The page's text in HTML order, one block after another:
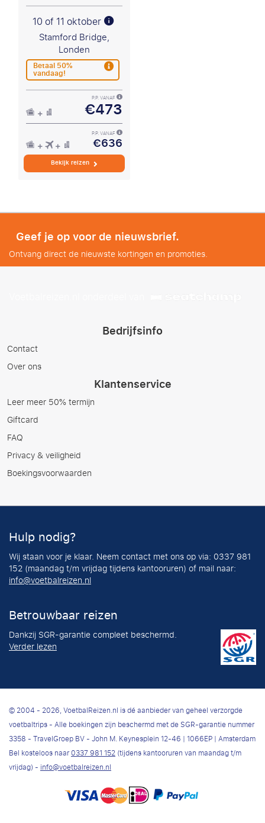
10 of 11 oktober
Stamford Bridge,
Londen
Betaal 50%
vandaag!
P.P. VANAF
€473
P.P. VANAF
€636
Bekijk reizen
Geef je op voor de nieuwsbrief.
Ontvang direct de nieuwste kortingen en promoties.
Bedrijfsinfo
Contact
Over ons
Klantenservice
Leer meer 50% termijn
Giftcard
FAQ
Privacy & veiligheid
Boekingsvoorwaarden
Hulp nodig?
Wij staan voor je klaar. Neem contact met ons op via: 0337 981
152 (maandag t/m vrijdag tijdens kantooruren) of mail naar:
info@voetbalreizen.nl
Betrouwbaar reizen
Dankzij SGR-garantie compleet beschermd.
Verder lezen
© 2004 - 2026, VoetbalReizen.nl is dé aanbieder van geheel verzorgde
voetbaltrips - Alle boekingen zijn beschermd met de SGR-garantie nummer
3358 - TravelGroep BV - John M. Keynesplein 12-46 | 1066EP | Amsterdam
Bel kosteloos naar0337 981 152(tijdens kantooruren van maandag t/m
vrijdag) -info@voetbalreizen.nl